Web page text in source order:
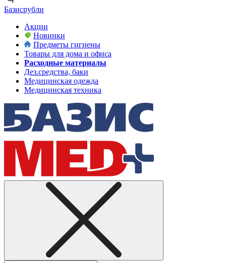
Базисрубли
Акции
Новинки
Предметы гигиены
Товары для дома и офиса
Расходные материалы
Дез.средства, баки
Медицинская одежда
Медицинская техника